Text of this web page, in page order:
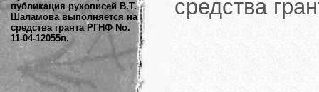
публикация рукописей В.Т.
Шаламова выполняется на
средства гранта РГНФ No.
11-04-12055в.
средства